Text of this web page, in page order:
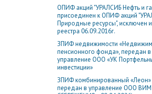
ОПИФ акций "УРАЛСИБ Нефть и
присоединен к ОПИФ акций
Природные ресурсы", исключен
реестра 06.09.2016г.
ЗПИФ недвижимости
пенсионного фонда», передан в
управление ООО «УК
инвестиции»
ЗПИФ комбинированный
передан в управление ООО ВИМ